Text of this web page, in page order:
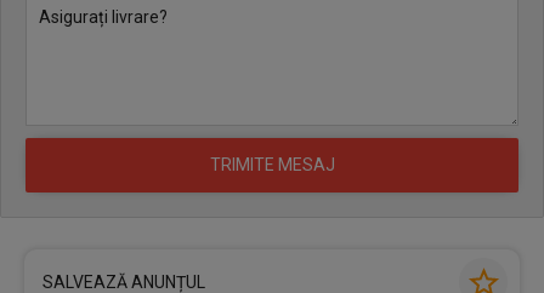
SALVEAZĂ ANUNȚUL